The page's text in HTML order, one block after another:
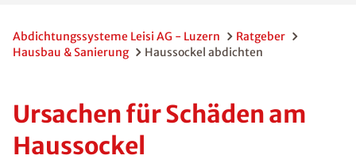
Abdichtungssysteme Leisi AG - Luzern
Ratgeber
Hausbau & Sanierung
Haussockel abdichten
Ursachen für Schäden am
Haussockel